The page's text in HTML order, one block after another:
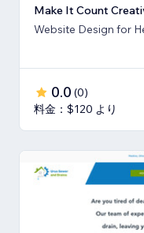
Make It Count
Website Design for
0.0 (0)
料金：$120 より